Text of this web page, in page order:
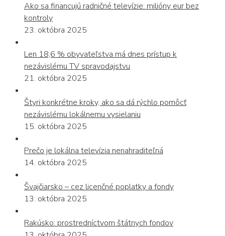
Ako sa financujú radničné televízie: milióny eur bez
kontroly
23. októbra 2025
Len 18,6 % obyvateľstva má dnes prístup k
nezávislému TV spravodajstvu
21. októbra 2025
Štyri konkrétne kroky, ako sa dá rýchlo pomôcť
nezávislému lokálnemu vysielaniu
15. októbra 2025
Prečo je lokálna televízia nenahraditeľná
14. októbra 2025
Švajčiarsko – cez licenčné poplatky a fondy
13. októbra 2025
Rakúsko: prostredníctvom štátnych fondov